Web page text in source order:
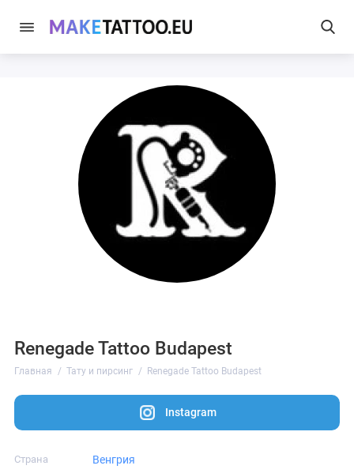
Renegade Tattoo Budapest
Главная Тату и пирсинг Renegade Tattoo Budapest
Instagram
Страна Венгрия